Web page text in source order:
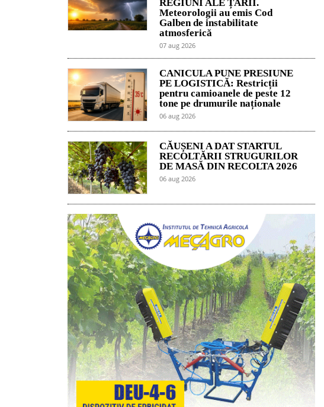
REGIUNI ALE ȚĂRII.
Meteorologii au emis Cod
Galben de instabilitate
atmosferică
07 aug 2026
CANICULA PUNE PRESIUNE
PE LOGISTICĂ: Restricții
pentru camioanele de peste 12
tone pe drumurile naționale
06 aug 2026
CĂUȘENI A DAT STARTUL
RECOLTĂRII STRUGURILOR
DE MASĂ DIN RECOLTA 2026
06 aug 2026